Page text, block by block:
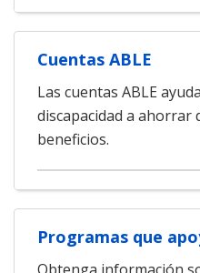
Cuentas ABLE
Las cuentas ABLE
discapacidad a ahorrar
beneficios.
Programas que